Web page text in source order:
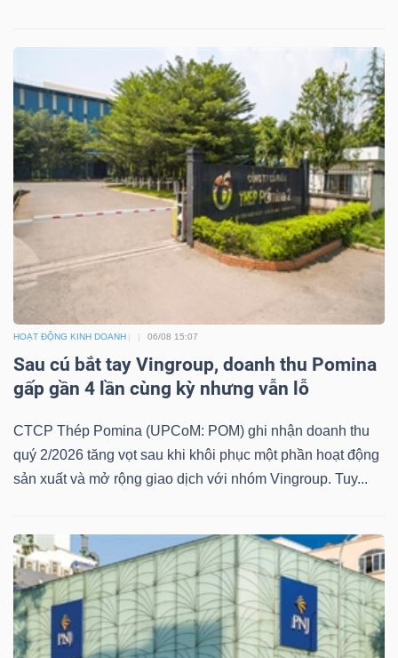
HOẠT ĐỘNG KINH DOANH 06/08 15:07
Sau cú bắt tay Vingroup, doanh thu Pomina
gấp gần 4 lần cùng kỳ nhưng vẫn lỗ
CTCP Thép Pomina (UPCoM: POM) ghi nhận doanh thu
quý 2/2026 tăng vọt sau khi khôi phục một phần hoạt động
sản xuất và mở rộng giao dịch với nhóm Vingroup. Tuy...
Báo
cáo
phân
tích
(-)
Thuật
(-)
Dịch
(-)
Sách